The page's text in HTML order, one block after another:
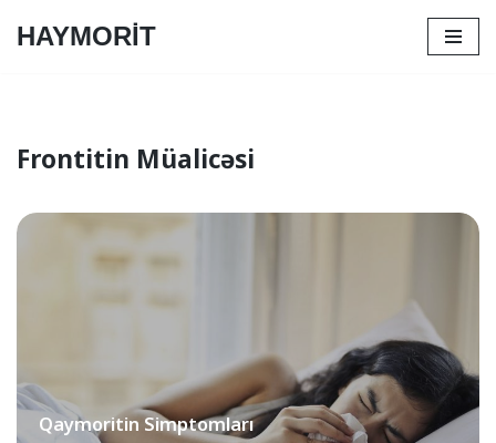
HAYMORİT
Frontitin Müalicəsi
Qaymoritin Simptomları